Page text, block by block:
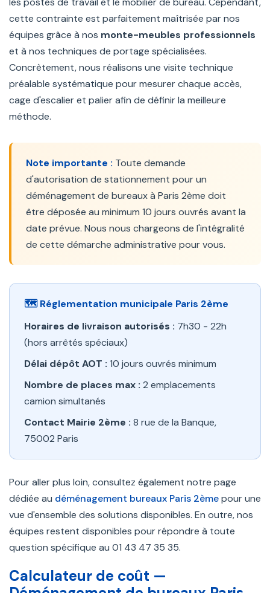
cette contrainte est parfaitement maîtrisée par nos
équipes grâce à nos monte-meubles professionnels
et à nos techniques de portage spécialisées.
Concrètement, nous réalisons une visite technique
préalable systématique pour mesurer chaque accès,
cage d'escalier et palier afin de définir la meilleure
méthode.
Note importante : Toute demande
d'autorisation de stationnement pour un
déménagement de bureaux à Paris 2ème doit
être déposée au minimum 10 jours ouvrés avant la
date prévue. Nous nous chargeons de l'intégralité
de cette démarche administrative pour vous.
🗺️ Réglementation municipale Paris 2ème
Horaires de livraison autorisés : 7h30 - 22h
(hors arrêtés spéciaux)
Délai dépôt AOT : 10 jours ouvrés minimum
Nombre de places max : 2 emplacements
camion simultanés
Contact Mairie 2ème : 8 rue de la Banque,
75002 Paris
Pour aller plus loin, consultez également notre page
dédiée au déménagement bureaux Paris 2èmepour une
vue d'ensemble des solutions disponibles. En outre, nos
équipes restent disponibles pour répondre à toute
question spécifique au 01 43 47 35 35.
Calculateur de coût —